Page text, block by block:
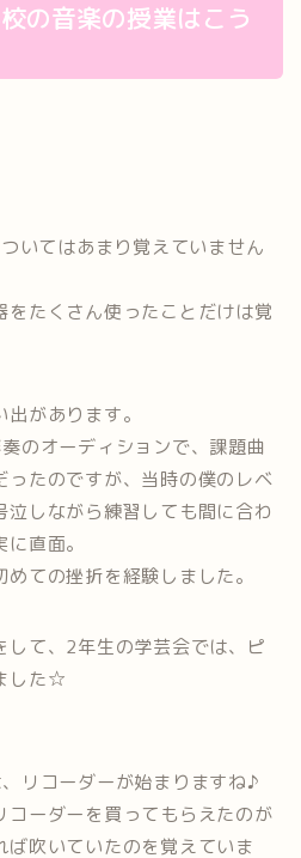
の音楽の授業はこう
いてはあまり覚えていません
たくさん使ったことだけは覚
があります。
のオーディションで、課題曲
ったのですが、当時の僕のレベ
しながら練習しても間に合わ
直面。
ての挫折を経験しました。
して、2年生の学芸会では、ピ
した☆
リコーダーが始まりますね♪
コーダーを買ってもらえたのが
吹いていたのを覚えていま